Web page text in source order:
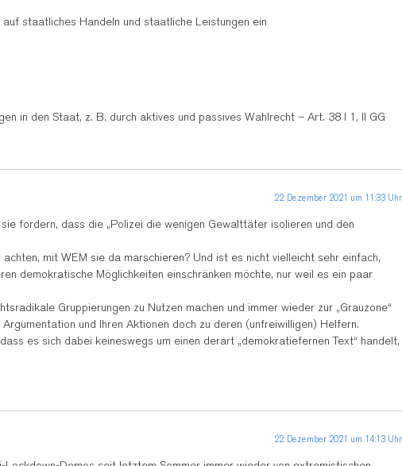
staatliches Handeln und staatliche Leistungen ein
in den Staat, z. B. durch aktives und passives Wahlrecht – Art. 38 I 1, II GG
22. Dezember 2021 um 11:33 Uhr
fordern, dass die „Polizei die wenigen Gewalttäter isolieren und den
mit WEM sie da marschieren? Und ist es nicht vielleicht sehr einfach,
demokratische Möglichkeiten einschränken möchte, nur weil es ein paar
Gruppierungen zu Nutzen machen und immer wieder zur „Grauzone“
und Ihren Aktionen doch zu deren (unfreiwilligen) Helfern.
es sich dabei keineswegs um einen derart „demokratiefernen Text“ handelt,
22. Dezember 2021 um 14:13 Uhr